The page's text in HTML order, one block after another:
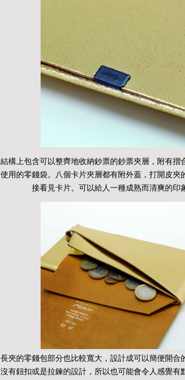
結構上包含可以整齊地收納鈔票的鈔票夾層，附有摺
使用的零錢袋。八個卡片夾層都有附外蓋，打開皮夾
接看見卡片。可以給人一種成熟而清爽的印
長夾的零錢包部分也比較寬大，設計成可以簡便開合
沒有鈕扣或是拉鍊的設計，所以也可能會令人感覺有